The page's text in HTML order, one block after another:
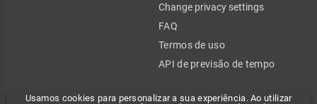
Usamos cookies para personalizar a sua experiência. Ao utilizar
Change privacy settings
FAQ
Termos de uso
API de previsão de tempo